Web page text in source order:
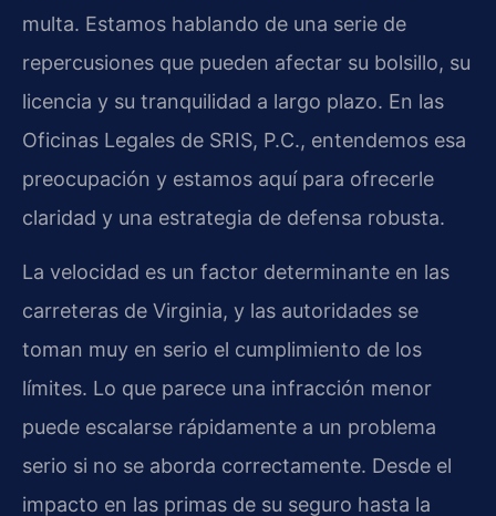
multa. Estamos hablando de una serie de
repercusiones que pueden afectar su bolsillo, su
licencia y su tranquilidad a largo plazo. En las
Oficinas Legales de SRIS, P.C., entendemos esa
preocupación y estamos aquí para ofrecerle
claridad y una estrategia de defensa robusta.
La velocidad es un factor determinante en las
carreteras de Virginia, y las autoridades se
toman muy en serio el cumplimiento de los
límites. Lo que parece una infracción menor
puede escalarse rápidamente a un problema
serio si no se aborda correctamente. Desde el
impacto en las primas de su seguro hasta la